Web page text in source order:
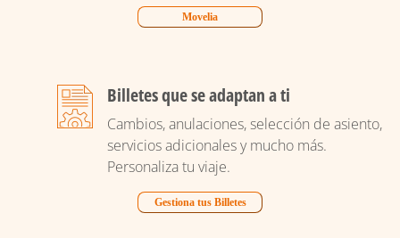
Movelia
Billetes que se adaptan a ti
Cambios, anulaciones, selección de asiento,
servicios adicionales y mucho más.
Personaliza tu viaje.
Gestiona tus Billetes